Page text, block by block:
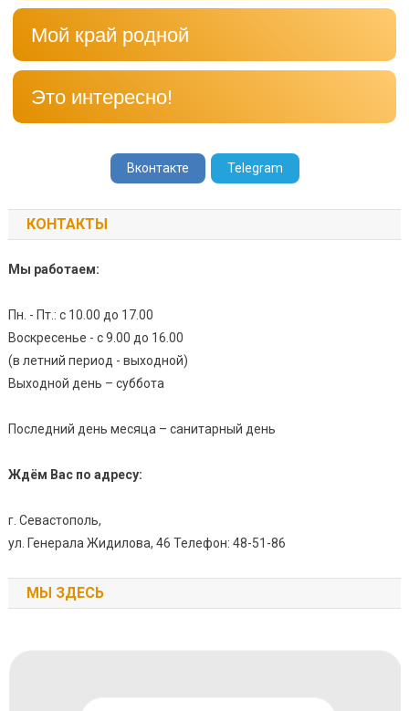
Мой край родной
Это интересно!
Вконтакте Telegram
КОНТАКТЫ
Мы работаем:
Пн. - Пт.: с 10.00 до 17.00
Воскресенье - с 9.00 до 16.00
(в летний период - выходной)
Выходной день – суббота
Последний день месяца – санитарный день
Ждём Вас по адресу:
г. Севастополь,
ул. Генерала Жидилова, 46 Телефон: 48-51-86
МЫ ЗДЕСЬ